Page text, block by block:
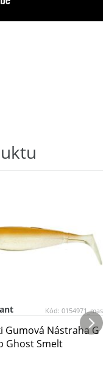
Kód: 0154971_mas
Gumová Nástraha G
Ghost Smelt